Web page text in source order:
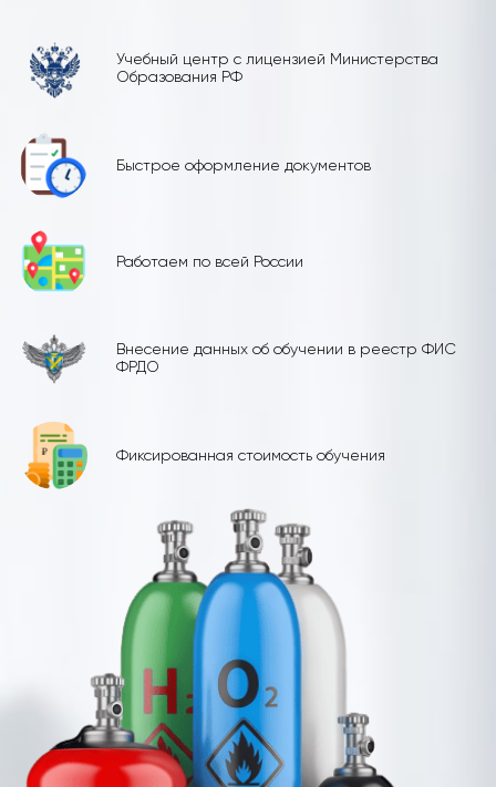
Учебный центр с лицензией Министерства
Образования РФ
Быстрое оформление документов
Работаем по всей России
Внесение данных об обучении в реестр ФИС
ФРДО
Фиксированная стоимость обучения